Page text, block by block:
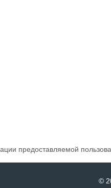
предоставляемой
©